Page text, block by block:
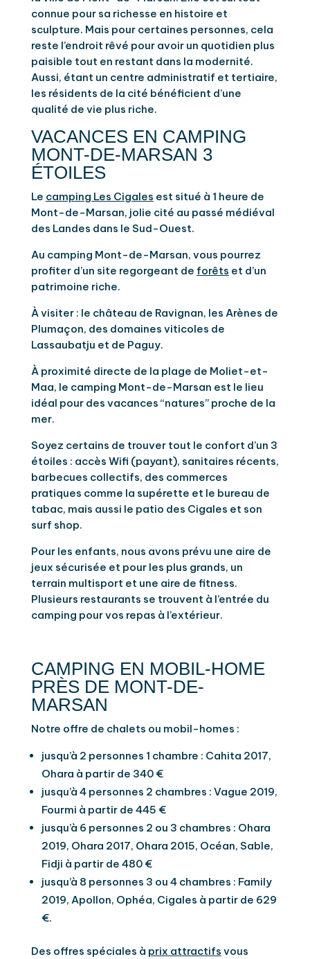
connue pour sa richesse en histoire et
sculpture. Mais pour certaines personnes, cela
reste l’endroit rêvé pour avoir un quotidien plus
paisible tout en restant dans la modernité.
Aussi, étant un centre administratif et tertiaire,
les résidents de la cité bénéficient d’une
qualité de vie plus riche.
VACANCES EN CAMPING
MONT-DE-MARSAN 3
ÉTOILES
Le camping Les Cigales est situé à 1 heure de
Mont-de-Marsan, jolie cité au passé médiéval
des Landes dans le Sud-Ouest.
Au camping Mont-de-Marsan, vous pourrez
profiter d’un site regorgeant de forêts et d’un
patrimoine riche.
À visiter : le château de Ravignan, les Arènes de
Plumaçon, des domaines viticoles de
Lassaubatju et de Paguy.
À proximité directe de la plage de Moliet-et-
Maa, le camping Mont-de-Marsan est le lieu
idéal pour des vacances “natures” proche de la
mer.
Soyez certains de trouver tout le confort d’un 3
étoiles : accès Wifi (payant), sanitaires récents,
barbecues collectifs, des commerces
pratiques comme la supérette et le bureau de
tabac, mais aussi le patio des Cigales et son
surf shop.
Pour les enfants, nous avons prévu une aire de
jeux sécurisée et pour les plus grands, un
terrain multisport et une aire de fitness.
Plusieurs restaurants se trouvent à l’entrée du
camping pour vos repas à l’extérieur.
CAMPING EN MOBIL-HOME
PRÈS DE MONT-DE-
MARSAN
Notre offre de chalets ou mobil-homes :
jusqu’à 2 personnes 1 chambre : Cahita 2017,
Ohara à partir de 340 €
jusqu’à 4 personnes 2 chambres : Vague 2019,
Fourmi à partir de 445 €
jusqu’à 6 personnes 2 ou 3 chambres : Ohara
2019, Ohara 2017, Ohara 2015, Océan, Sable,
Fidji à partir de 480 €
jusqu’à 8 personnes 3 ou 4 chambres : Family
2019, Apollon, Ophéa, Cigales à partir de 629
€.
Des offres spéciales à prix attractifs vous